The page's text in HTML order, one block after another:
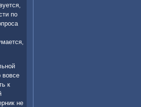
пο
вовсе
к
не